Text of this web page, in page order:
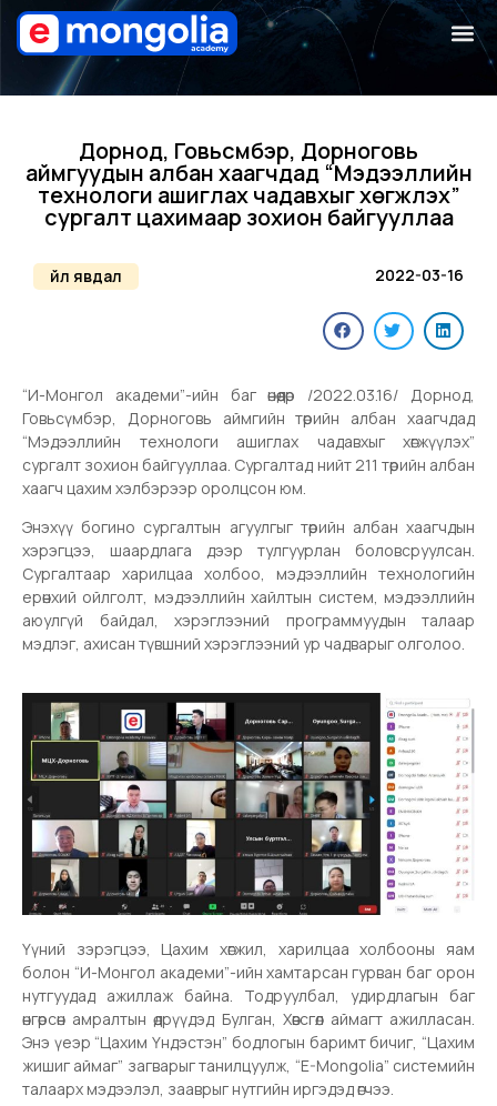
Дорнод, Говьсүмбэр, Дорноговь
аймгуудын албан хаагчдад “Мэдээллийн
технологи ашиглах чадавхыг хөгжүүлэх”
сургалт цахимаар зохион байгууллаа
Үйл явдал 2022-03-16
“И-Монгол академи”-ийн баг өнөөдөр /2022.03.16/ Дорнод,
Говьсүмбэр, Дорноговь аймгийн төрийн албан хаагчдад
“Мэдээллийн технологи ашиглах чадавхыг хөгжүүлэх”
сургалт зохион байгууллаа. Сургалтад нийт 211 төрийн албан
хаагч цахим хэлбэрээр оролцсон юм.
Энэхүү богино сургалтын агуулгыг төрийн албан хаагчдын
хэрэгцээ, шаардлага дээр тулгуурлан боловсруулсан.
Сургалтаар харилцаа холбоо, мэдээллийн технологийн
ерөнхий ойлголт, мэдээллийн хайлтын систем, мэдээллийн
аюулгүй байдал, хэрэглээний программуудын талаар
мэдлэг, ахисан түвшний хэрэглээний ур чадварыг олголоо.
Үүний зэрэгцээ, Цахим хөгжил, харилцаа холбооны яам
болон “И-Монгол академи”-ийн хамтарсан гурван баг орон
нутгуудад ажиллаж байна. Тодруулбал, удирдлагын баг
өнгөрсөн амралтын өдрүүдэд Булган, Хөвсгөл аймагт ажилласан.
Энэ үеэр “Цахим Үндэстэн” бодлогын баримт бичиг, “Цахим
жишиг аймаг” загварыг танилцуулж, “E-Mongolia” системийн
талаарх мэдээлэл, зааврыг нутгийн иргэдэд өгчээ.